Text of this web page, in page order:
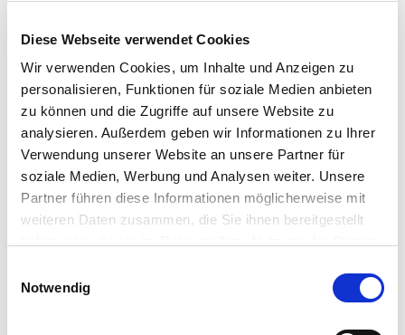
Diese Webseite verwendet Cookies
Wir verwenden Cookies, um Inhalte und Anzeigen zu
personalisieren, Funktionen für soziale Medien anbieten
zu können und die Zugriffe auf unsere Website zu
analysieren. Außerdem geben wir Informationen zu Ihrer
Verwendung unserer Website an unsere Partner für
soziale Medien, Werbung und Analysen weiter. Unsere
Partner führen diese Informationen möglicherweise mit
weiteren Daten zusammen, die Sie ihnen bereitgestellt
Notwendig
nicht
Umständen zu
forschen, die auf eine rechtswidrige Tätigkeit
hinweisen.
Verpflichtungen zur Entfernung oder Sperrung der
Nutzung von Informationen nach den allgemeinen
Gesetzen bleiben hiervon unberührt. Eine
diesbezügliche Haftung ist jedoch erst ab dem
Kenntnis einer konkreten Rechtsverletzung